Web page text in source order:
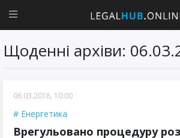
Щоденні архіви:
06.03.2018, 10:00
Енергетика
​Врегульовано процедуру